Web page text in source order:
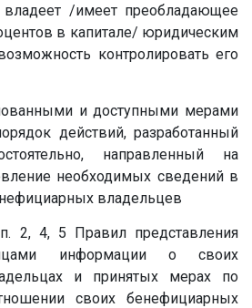
владеет /имеет преобладающее
в капитале/ юридическим
контролировать его
и доступными мерами
действий, разработанный
направленный на
необходимых сведений в
владельцев
2, 4, 5 Правил представления
информации о своих
и принятых мерах по
своих бенефициарных